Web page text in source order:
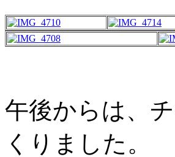
午後からは、
くりました。